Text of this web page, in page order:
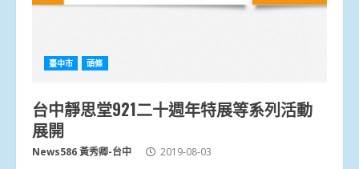
臺中市 頭條
台中靜思堂921二十週年特展等系列活動
展開
News586 黃秀卿-台中 2019-08-03